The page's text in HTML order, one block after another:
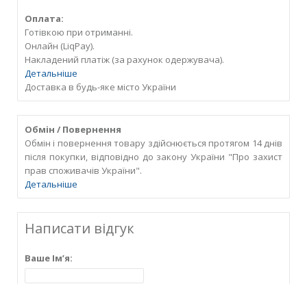
Оплата:
Готівкою при отриманні.
Онлайн (LiqPay).
Накладений платіж (за рахунок одержувача).
Детальніше
Доставка в будь-яке місто України
Обмін / Повернення
Обмін і повернення товару здійснюється протягом 14 днів
після покупки, відповідно до закону України "Про захист
прав споживачів України".
Детальніше
Написати відгук
Ваше Ім’я: